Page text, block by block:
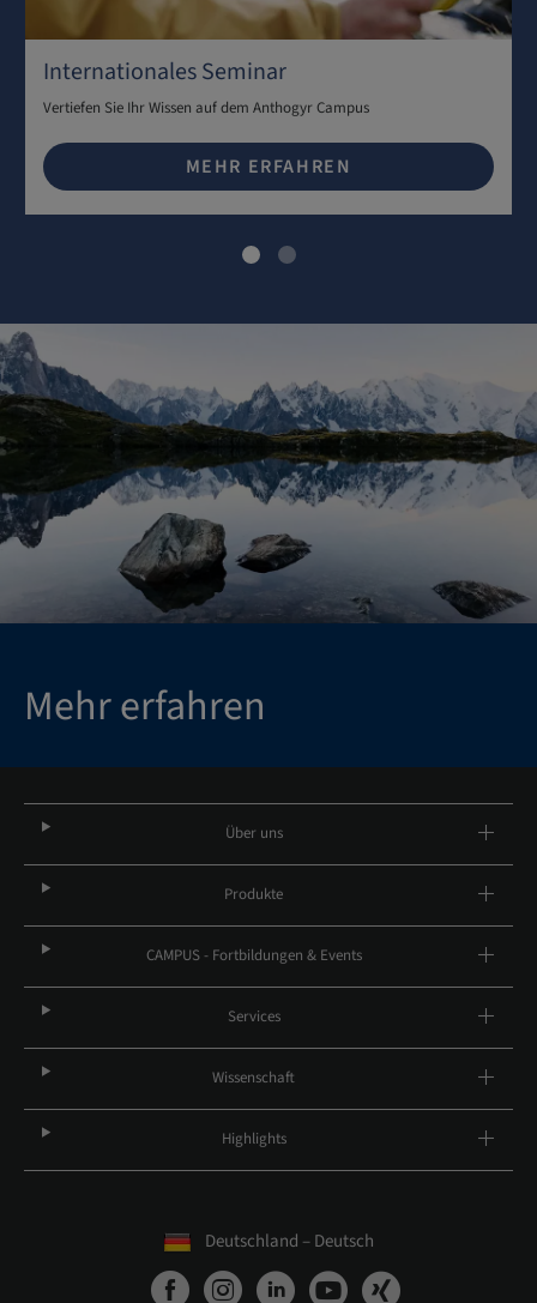
Internationales Seminar
Vertiefen Sie Ihr Wissen auf dem Anthogyr Campus
MEHR ERFAHREN
Mehr erfahren
Über uns
Produkte
CAMPUS - Fortbildungen & Events
Services
Wissenschaft
Highlights
Deutschland – Deutsch